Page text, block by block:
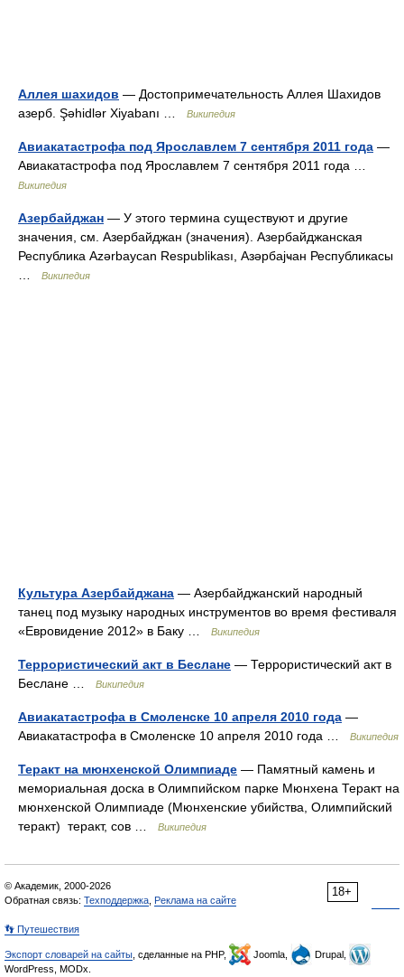
Аллея шахидов — Достопримечательность Аллея Шахидов
азерб. Şəhidlər Xiyabanı …
Википедия
Авиакатастрофа под Ярославлем 7 сентября 2011 года —
Авиакатастрофа под Ярославлем 7 сентября 2011 года …
Википедия
Азербайджан — У этого термина существуют и другие
значения, см. Азербайджан (значения). Азербайджанская
Республика Azərbaycan Respublikası, Азәрбајҹан Республикасы
Википедия
Культура Азербайджана — Азербайджанский народный
танец под музыку народных инструментов во время фестиваля
«Евровидение 2012» в Баку …
Википедия
Террористический акт в Беслане — Террористический акт в
Беслане …
Википедия
Авиакатастрофа в Смоленске 10 апреля 2010 года —
Авиакатастрофа в Смоленске 10 апреля 2010 года …
Википедия
Теракт на мюнхенской Олимпиаде — Памятный камень и
мемориальная доска в Олимпийском парке Мюнхена Теракт на
мюнхенской Олимпиаде (Мюнхенские убийства, Олимпийский
теракт) теракт, сов …
Википедия
18+
© Академик, 2000-2026
Обратная связь: Техподдержка Реклама на сайте
👣 Путешествия
Экспорт словарей на сайты , сделанные на PHP, Joomla,
Drupal,
WordPress, MODx.